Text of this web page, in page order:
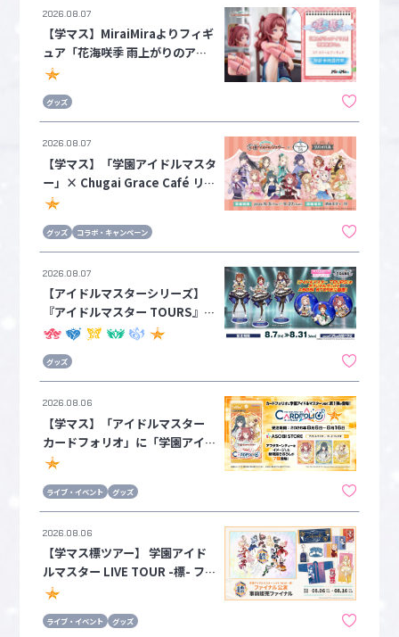
【学マス】MiraiMiraよりフィギ
ュア「花海咲季 雨上がりのアイ
リス 特訓前Ver.」の予約受付開
グッズ
2026.08.07
【学マス】「学園アイドルマスタ
ー」× Chugai Grace Café リバ
イバル が9月3日(木)から開催！
グッズ コラボ・キャンペーン
2026.08.07
【アイドルマスターシリーズ】
『アイドルマスター TOURS』オ
リジナルグッズをASOBI STORE
グッズ
2026.08.07
【学マス】「アイドルマスター
カードフォリオ」に「学園アイド
ルマスター」が登場！第1弾が本
ート！
ライブ・イベント グッズ
2026.08.06
【学マス標ツアー】 学園アイド
ルマスター LIVE TOUR -標- ファ
イナル公演のイベント公式グッズ
日(木)16:00よりスタート！
ライブ・イベント グッズ
2026.08.06